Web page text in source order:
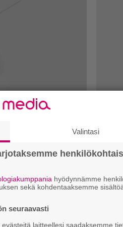
kertaa
vajaan
Valintasi
hyödynnämme
sekä kohdentaaksemme
seuraavasti
laitteellesi saadaksemme